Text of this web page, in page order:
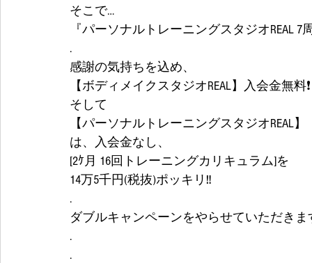
そこで…
『パーソナルトレーニングスタジオREAL
.
感謝の気持ちを込め、
【ボディメイクスタジオREAL】入会金無料❗
そして
【パーソナルトレーニングスタジオREAL】
は、入会金なし、
[2ｹ月 16回トレーニングカリキュラム]を
14万5千円(税抜)ポッキリ‼
.
ダブルキャンペーンをやらせていただきます
.
.